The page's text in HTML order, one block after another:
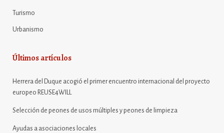
Turismo
Urbanismo
Últimos artículos
Herrera del Duque acogió el primer encuentro internacional del proyecto
europeo REUSE4WILL
Selección de peones de usos múltiples y peones de limpieza
Ayudas a asociaciones locales